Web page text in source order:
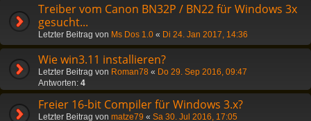
Treiber vom Canon BN32P / BN22 für Windows 3x
gesucht...
Letzter Beitrag von Ms Dos 1.0 « Di 24. Jan 2017, 14:36
Wie win3.11 installieren?
Letzter Beitrag von Roman78 « Do 29. Sep 2016, 09:47
Antworten: 4
Freier 16-bit Compiler für Windows 3.x?
Letzter Beitrag von matze79 « Sa 30. Jul 2016, 17:05